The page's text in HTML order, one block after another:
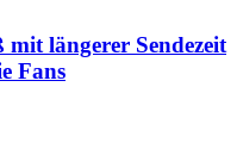
längerer Sendezeit
Fans